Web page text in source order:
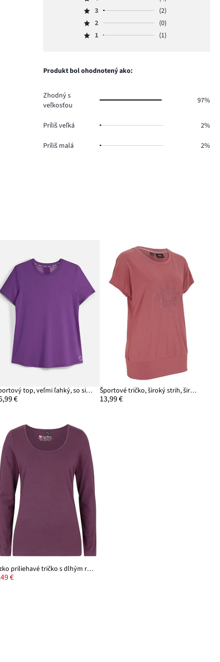
počet
hlasov
Hodnotenie
4,
počet
hlasov
Hodnotenie
3,
počet
3
(2)
Hodnotenie
2,
0.
2
(0)
Hodnotenie
hlasov
1 (1)
Produkt bol ohodnotený ako:
Zhodný s
veľkosťou
97%
Príliš veľká 2%
Príliš malá 2%
Športový top, veľmi ľahký, so sieťovinovou časťou, rýchlo schnúci
€
Športové tričko, široký strih, široké patenty
13,99 €
Úzko priliehavé tričko s dlhým rukávom
€